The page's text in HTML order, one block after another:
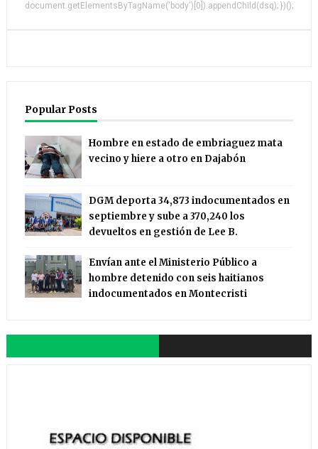
document.getElementsByTagName('body')[0]).appendChild(dsq); })();
Popular Posts
Hombre en estado de embriaguez mata
vecino y hiere a otro en Dajabón
DGM deporta 34,873 indocumentados en
septiembre y sube a 370,240 los
devueltos en gestión de Lee B.
Envían ante el Ministerio Público a
hombre detenido con seis haitianos
indocumentados en Montecristi